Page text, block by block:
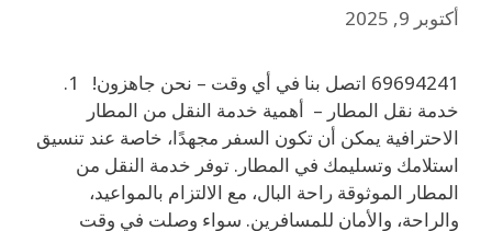
أكتوبر 9, 2025
69694241 اتصل بنا في أي وقت – نحن جاهزون! 1.
خدمة نقل المطار – أهمية خدمة النقل من المطار
الاحترافية يمكن أن تكون السفر مجهدًا، خاصة عند تنسيق
استلامك وتسليمك في المطار. توفر خدمة النقل من
المطار الموثوقة راحة البال، مع الالتزام بالمواعيد،
والراحة، والأمان للمسافرين. سواء وصلت في وقت